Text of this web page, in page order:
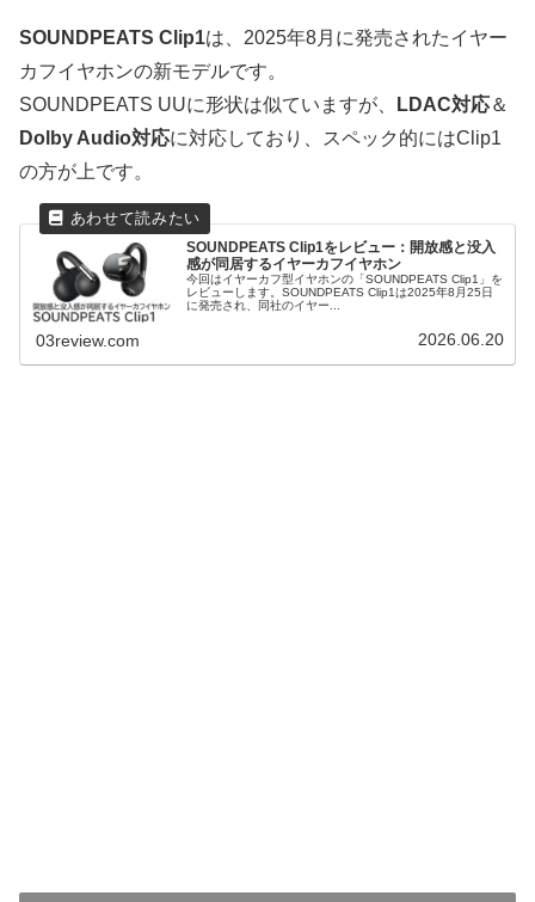
SOUNDPEATS Clip1は、2025年8月に発売されたイヤー
カフイヤホンの新モデルです。
SOUNDPEATS UUに形状は似ていますが、
LDAC対応＆
Dolby Audio対応に対応しており、スペック的にはClip1
の方が上です。
SOUNDPEATS Clip1をレビュー：開放感と没入
感が同居するイヤーカフイヤホン
今回はイヤーカフ型イヤホンの「SOUNDPEATS Clip1」を
レビューします。SOUNDPEATS Clip1は2025年8月25日
に発売され、同社のイヤー...
03review.com 2026.06.20